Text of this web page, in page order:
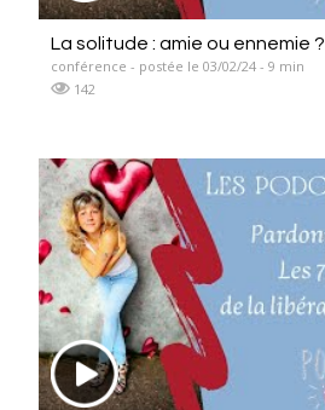
La solitude : amie ou ennemie ?
conférence - postée le 03/02/24 - 9 min
142